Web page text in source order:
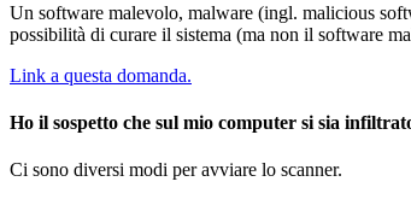
Un software malevolo, malware (ingl. malicious
possibilità di curare il sistema (ma non il software
Link a questa domanda.
Ho il sospetto che sul mio computer si sia
Ci sono diversi modi per avviare lo scanner.